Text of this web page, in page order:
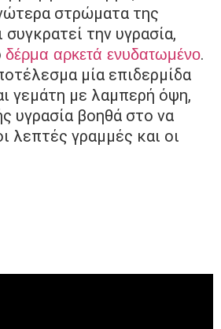
στρώματα της
συγκρατεί την υγρασία,
δέρμα αρκετά ενυδατωμένο.
μία επιδερμίδα
γεμάτη με λαμπερή όψη,
υγρασία βοηθά στο να
λεπτές γραμμές και οι